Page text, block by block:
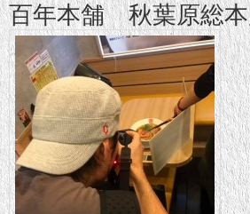
百年本舗 秋葉原総